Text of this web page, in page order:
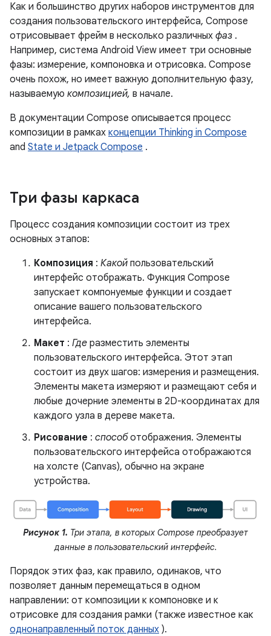
Как и большинство других наборов инструментов для
создания пользовательского интерфейса, Compose
отрисовывает фрейм в несколько различных фаз .
Например, система Android View имеет три основные
фазы: измерение, компоновка и отрисовка. Compose
очень похож, но имеет важную дополнительную фазу,
называемую композицией, в начале.
В документации Compose описывается процесс
композиции в рамках концепции Thinking in Compose
and State и Jetpack Compose .
Три фазы каркаса
Процесс создания композиции состоит из трех
основных этапов:
Композиция : Какой пользовательский
интерфейс отображать. Функция Compose
запускает компонуемые функции и создает
описание вашего пользовательского
интерфейса.
Макет : Где разместить элементы
пользовательского интерфейса. Этот этап
состоит из двух шагов: измерения и размещения.
Элементы макета измеряют и размещают себя и
любые дочерние элементы в 2D-координатах для
каждого узла в дереве макета.
Рисование : способотображения. Элементы
пользовательского интерфейса отображаются
на холсте (Canvas), обычно на экране
устройства.
Рисунок 1. Три этапа, в которых Compose преобразует
данные в пользовательский интерфейс.
Порядок этих фаз, как правило, одинаков, что
позволяет данным перемещаться в одном
направлении: от композиции к компоновке и к
отрисовке для создания рамки (также известное как
однонаправленный поток данных ).